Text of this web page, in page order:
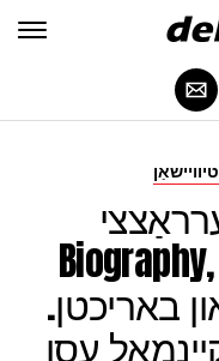
Biography, שעפֿערישקייט, אַ
באריכטן.
עסן